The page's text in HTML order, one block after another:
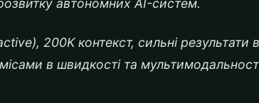
автономних AI-систем.
200K контекст, сильні результати
в швидкості та